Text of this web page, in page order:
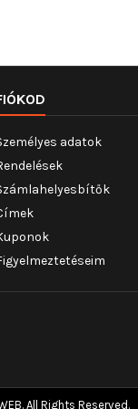
adatok
All Rights Reserved.